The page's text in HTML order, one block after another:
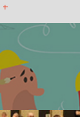
+